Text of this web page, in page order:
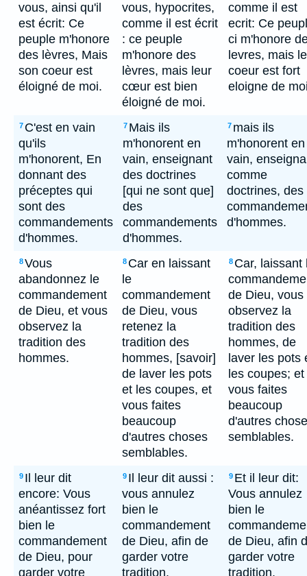
vous, ainsi qu'il
est écrit: Ce
peuple m'honore
des lèvres, Mais
son coeur est
éloigné de moi.
vous, hypocrites,
comme il est écrit
: ce peuple
m'honore des
lèvres, mais leur
cœur est bien
éloigné de moi.
comme il est
ecrit: Ce
ci m'honore
levres, mais
coeur est fort
eloigne de
7 C'est en vain
qu'ils
m'honorent, En
donnant des
préceptes qui
sont des
commandements
d'hommes.
7 Mais ils
m'honorent en
vain, enseignant
des doctrines
[qui ne sont que]
des
commandements
d'hommes.
7 mais ils
m'honorent en
vain,
comme
doctrines, des
d'hommes.
8Vous
abandonnez le
commandement
de Dieu, et vous
observez la
tradition des
hommes.
8 Car en laissant
le
commandement
de Dieu, vous
retenez la
tradition des
hommes, [savoir]
de laver les pots
et les coupes, et
vous faites
beaucoup
d'autres choses
semblables.
8 Car, laissant
de Dieu, vous
observez la
tradition des
hommes, de
laver les pots
les coupes; et
vous faites
beaucoup
d'autres
semblables.
9 Il leur dit
encore: Vous
anéantissez fort
bien le
commandement
de Dieu, pour
garder votre
9 Il leur dit aussi :
vous annulez
bien le
commandement
de Dieu, afin de
garder votre
tradition.
9 Et il leur dit:
Vous annulez
bien le
de Dieu, afin
garder votre
tradition.